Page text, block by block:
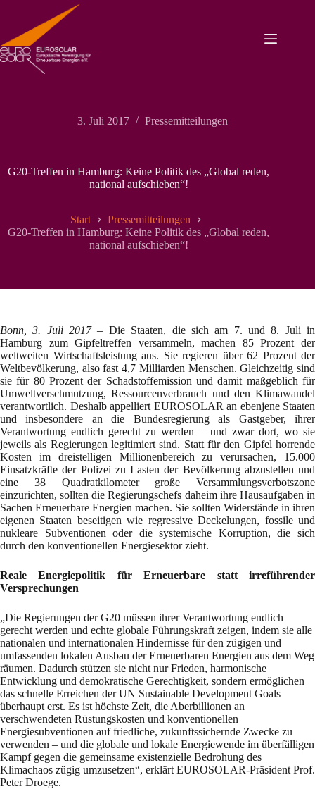
springen
3. Juli 2017 Pressemitteilungen
G20-Treffen in Hamburg: Keine Politik des „Global reden,
national aufschieben“!
Start
Pressemitteilungen
G20-Treffen in Hamburg: Keine Politik des „Global reden,
national aufschieben“!
Bonn, 3. Juli 2017– Die Staaten, die sich am 7. und 8. Juli in
Hamburg zum Gipfeltreffen versammeln, machen 85 Prozent der
weltweiten Wirtschaftsleistung aus. Sie regieren über 62 Prozent der
Weltbevölkerung, also fast 4,7 Milliarden Menschen. Gleichzeitig sind
sie für 80 Prozent der Schadstoffemission und damit maßgeblich für
Umweltverschmutzung, Ressourcenverbrauch und den Klimawandel
verantwortlich. Deshalb appelliert EUROSOLAR an ebenjene Staaten
und insbesondere an die Bundesregierung als Gastgeber, ihrer
Verantwortung endlich gerecht zu werden – und zwar dort, wo sie
jeweils als Regierungen legitimiert sind. Statt für den Gipfel horrende
Kosten im dreistelligen Millionenbereich zu verursachen, 15.000
Einsatzkräfte der Polizei zu Lasten der Bevölkerung abzustellen und
eine 38 Quadratkilometer große Versammlungsverbotszone
einzurichten, sollten die Regierungschefs daheim ihre Hausaufgaben in
Sachen Erneuerbare Energien machen. Sie sollten Widerstände in ihren
eigenen Staaten beseitigen wie regressive Deckelungen, fossile und
nukleare Subventionen oder die systemische Korruption, die sich
durch den konventionellen Energiesektor zieht.
Reale Energiepolitik für Erneuerbare statt irreführender
Versprechungen
„Die Regierungen der G20 müssen ihrer Verantwortung endlich
gerecht werden und echte globale Führungskraft zeigen, indem sie alle
nationalen und internationalen Hindernisse für den zügigen und
umfassenden lokalen Ausbau der Erneuerbaren Energien aus dem Weg
räumen. Dadurch stützen sie nicht nur Frieden, harmonische
Entwicklung und demokratische Gerechtigkeit, sondern ermöglichen
das schnelle Erreichen der UN Sustainable Development Goals
überhaupt erst. Es ist höchste Zeit, die Aberbillionen an
verschwendeten Rüstungskosten und konventionellen
Energiesubventionen auf friedliche, zukunftssichernde Zwecke zu
verwenden – und die globale und lokale Energiewende im überfälligen
Kampf gegen die gemeinsame existenzielle Bedrohung des
Klimachaos zügig umzusetzen“, erklärt EUROSOLAR-Präsident Prof.
Peter Droege.